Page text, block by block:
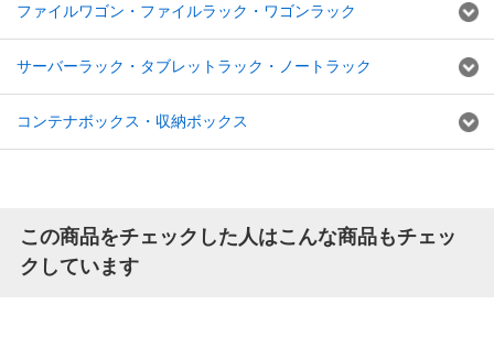
ファイルワゴン・ファイルラック・ワゴンラック
サーバーラック・タブレットラック・ノートラック
コンテナボックス・収納ボックス
この商品をチェックした人はこんな商品もチェッ
クしています